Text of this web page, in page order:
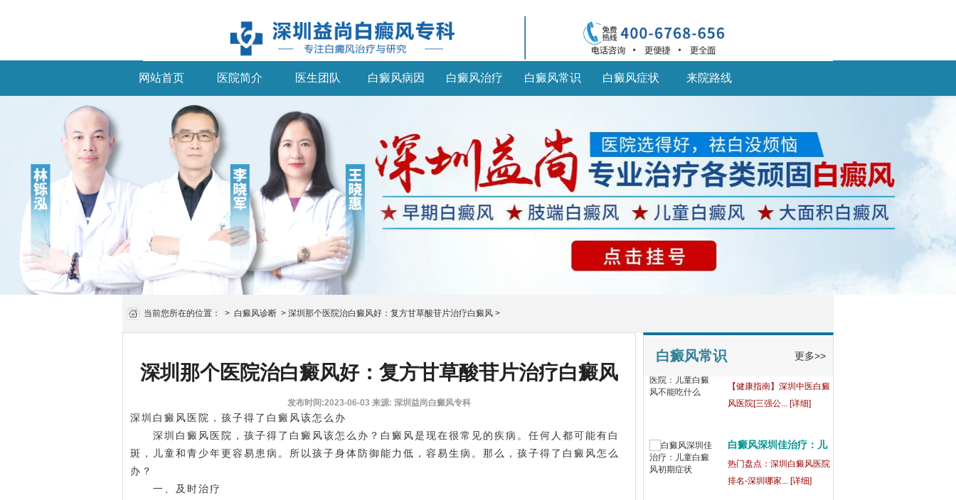
网站首页 医院简介 医生团队 白癜风病因 白癜风治疗 白癜风常识 白癜风症状 来院路线
当前您所在的位置： > 白癜风诊断 > 深圳那个医院治白癜风好：复方甘草酸苷片治疗白癜风 >
深圳那个医院治白癜风好：复方甘草酸苷片治疗白癜风
发布时间:2023-06-03 来源: 深圳益尚白癜风专科
深圳白癜风医院，孩子得了白癜风该怎么办
深圳白癜风医院，孩子得了白癜风该怎么办？白癜风是现在很常见的疾病。任何人都可能有白
斑，儿童和青少年更容易患病。所以孩子身体防御能力低，容易生病。那么，孩子得了白癜风怎么
办？
一、及时治疗
白癜风常识 更多>>
【健康指南】深圳中医白癜
风医院[三强公... [详细]
白癜风深圳佳治疗：儿
童
深圳的医院哪家白癜风
好